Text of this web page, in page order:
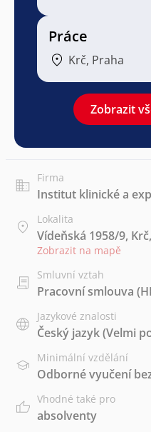
Práce
Krč, Praha
Zobrazit
Firma
Institut klinické a
Lokalita
Vídeňská 1958/9,
Zobrazit na mapě
Smluvní vztah
Pracovní smlouva
Jazykové znalosti
Český jazyk(Velmi
Minimální vzdělání
Odborné vyučení
Vhodné také pro
absolventy